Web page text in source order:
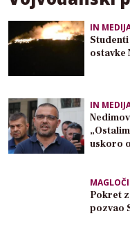
IN
ostavke
IN
uskoro
Pokret
pozvao